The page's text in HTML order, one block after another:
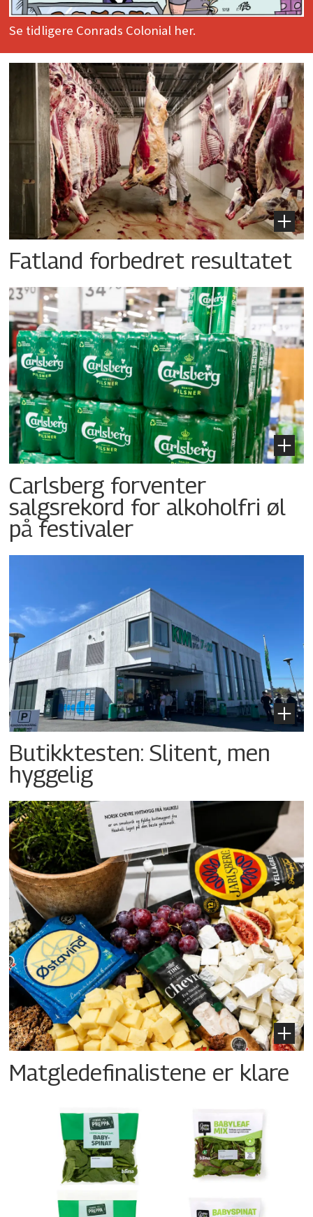
Se tidligere Conrads Colonial her.
Fatland forbedret resultatet
Carlsberg forventer
salgsrekord for alkoholfri øl
på festivaler
Butikktesten: Slitent, men
hyggelig
Matgledefinalistene er klare